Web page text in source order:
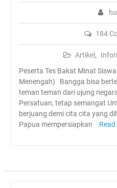
184
Artikel ,
Peserta Tes Bakat Minat
Menengah) Bangga bisa
teman teman dari ujung
Persatuan, tetap semangat
berjuang demi cita cita yang
Papua mempersiapkan